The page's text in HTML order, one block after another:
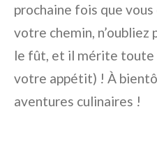
prochaine fois que
votre chemin, n’oubliez
le fût, et il mérite
votre appétit) ! À
aventures culinaires !